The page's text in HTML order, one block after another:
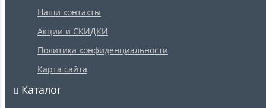
Наши контакты
Акции и СКИДКИ
Политика конфиденциальности
Карта сайта
Каталог